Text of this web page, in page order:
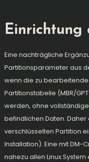
Einrichtung
Eine nachträgliche
Partitionsparameter aus
wenn die zu
Partitionstabelle (MBR/
werden, ohne
befindlichen Daten.
verschlüsselten Partition
Installation). Eine mit DM-
nahezu allen Linux